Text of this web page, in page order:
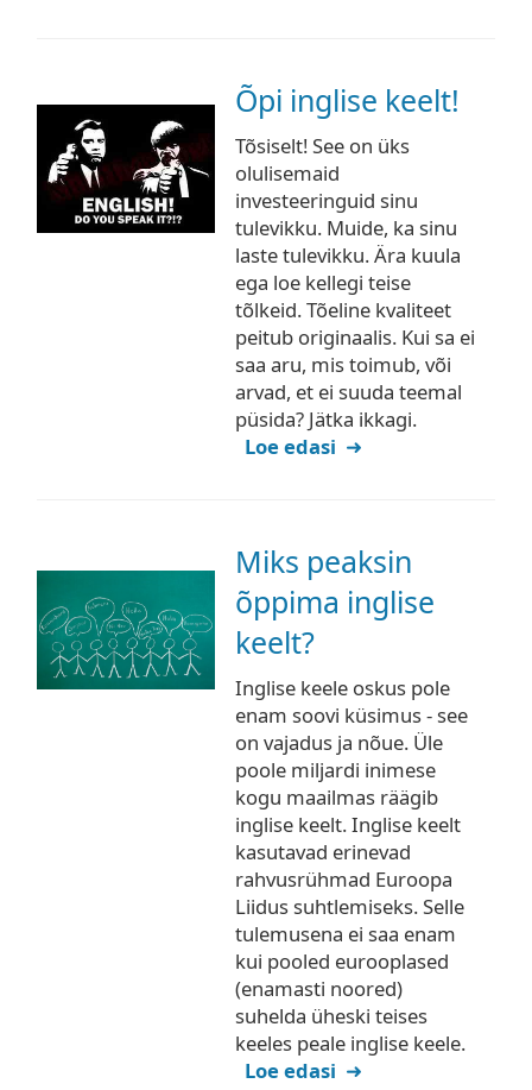
Õpi inglise keelt!
Tõsiselt! See on üks
olulisemaid
investeeringuid sinu
tulevikku. Muide, ka sinu
laste tulevikku. Ära kuula
ega loe kellegi teise
tõlkeid. Tõeline kvaliteet
peitub originaalis. Kui sa ei
saa aru, mis toimub, või
arvad, et ei suuda teemal
püsida? Jätka ikkagi.
Loe edasi
Miks peaksin
õppima inglise
keelt?
Inglise keele oskus pole
enam soovi küsimus - see
on vajadus ja nõue. Üle
poole miljardi inimese
kogu maailmas räägib
inglise keelt. Inglise keelt
kasutavad erinevad
rahvusrühmad Euroopa
Liidus suhtlemiseks. Selle
tulemusena ei saa enam
kui pooled eurooplased
(enamasti noored)
suhelda üheski teises
keeles peale inglise keele.
Loe edasi